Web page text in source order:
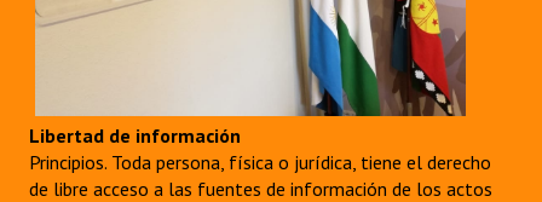
Libertad de información
Principios. Toda persona, física o jurídica, tiene el derecho
de libre acceso a las fuentes de información de los actos